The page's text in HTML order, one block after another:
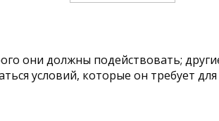
они должны подействовать;
условий, которые он требует